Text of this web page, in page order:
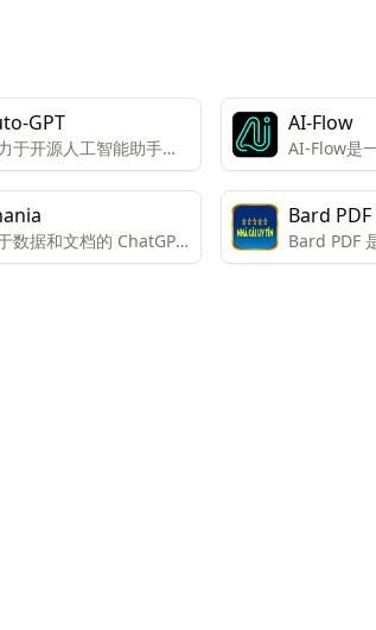
GPT
于开源人工智能助手的
AI-Flow
AI-Flow是
许用户通
创建自定
台专为创新
计，便于
同的AI模型
数据和文档的 ChatGPT
助手
Bard
Bard PDF
能技术，